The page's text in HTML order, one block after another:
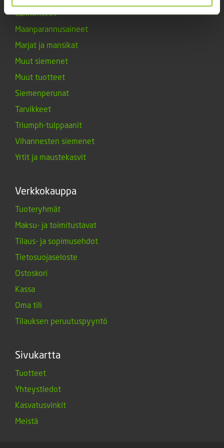
Lannoitteet
Maanparannusaineet
Marjat ja mansikat
Muut siemenet
Muut tuotteet
Siemenperunat
Tarvikkeet
Triumph-tulppaanit
Vihannesten siemenet
Yrtit ja maustekasvit
Verkkokauppa
Tuoteryhmät
Maksu- ja toimitustavat
Tilaus- ja sopimusehdot
Tietosuojaseloste
Ostoskori
Kassa
Oma tili
Tilauksen peruutuspyyntö
Sivukartta
Tuotteet
Yhteystiedot
Kasvatusvinkit
Meistä